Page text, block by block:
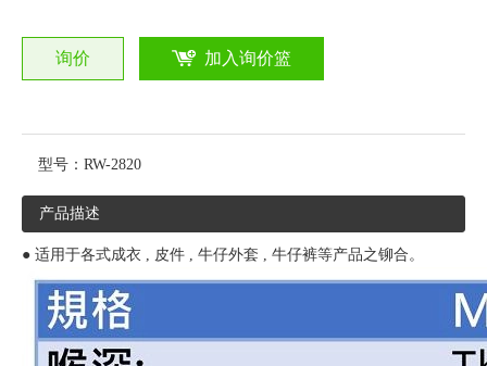
询价 加入询价篮
型号： RW-2820
产品描述
● 适用于各式成衣 , 皮件 , 牛仔外套 , 牛仔裤等产品之铆合。